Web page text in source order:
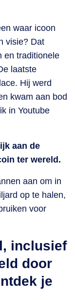
waar icoon
visie? Dat
en traditionele
laatste
Hij werd
kwam aan bod
in Youtube
aan de
ter wereld.
aan om in
op te halen,
voor
inclusief
door
je